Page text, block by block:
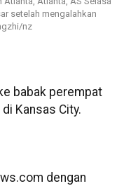
setelah mengalahkan
nz
babak perempat
Kansas City.
dengan